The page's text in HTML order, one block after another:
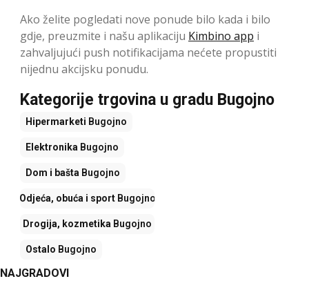
Ako želite pogledati nove ponude bilo kada i bilo
gdje, preuzmite i našu aplikaciju Kimbino app i
zahvaljujući push notifikacijama nećete propustiti
nijednu akcijsku ponudu.
Kategorije trgovina u gradu Bugojno
Hipermarketi Bugojno
Elektronika Bugojno
Dom i bašta Bugojno
Odjeća, obuća i sportBugojno
Drogija, kozmetika Bugojno
Ostalo Bugojno
NAJGRADOVI